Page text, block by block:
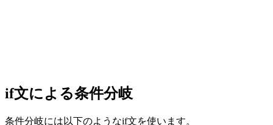
if文による条件分岐
条件分岐には以下のようなif文を使います。